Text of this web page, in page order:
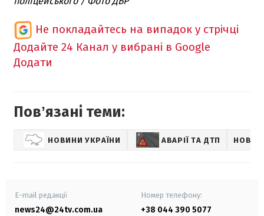
Не покладайтесь на випадок у стрічці
Додайте 24 Канал у вибрані в Google
Додати
Повʼязані теми:
НОВИНИ УКРАЇНИ АВАРІЇ ТА ДТП
E-mail редакції
news24@24tv.com.ua
Номер телефону:
+38 044 390 5077